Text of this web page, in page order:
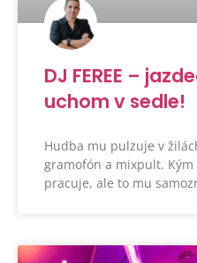
DJ FEREE –
uchom v sedle!
Hudba mu pulzuje v
gramofón a mixpult. Kým
pracuje, ale to mu